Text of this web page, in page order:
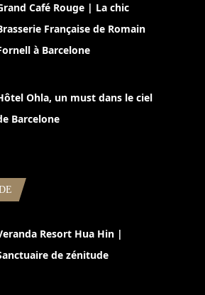
Café Rouge | La chic
Française de Romain
à Barcelone
Ohla, un must dans le ciel
Barcelone
Resort Hua Hin |
de zénitude